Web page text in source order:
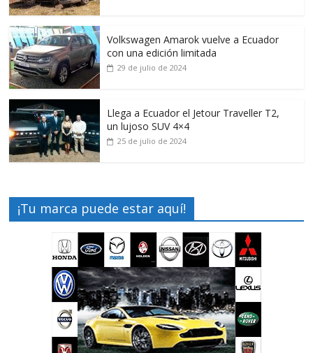
Volkswagen Amarok vuelve a Ecuador
con una edición limitada
29 de julio de 2024
Llega a Ecuador el Jetour Traveller T2,
un lujoso SUV 4×4
25 de julio de 2024
¡Tu marca puede estar aquí!